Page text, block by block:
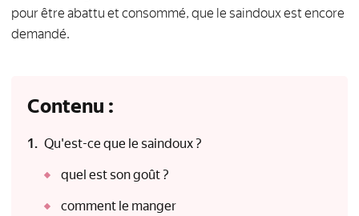
pour être abattu et consommé, que le saindoux est encore
demandé.
Contenu :
Qu'est-ce que le saindoux ?
quel est son goût ?
comment le manger